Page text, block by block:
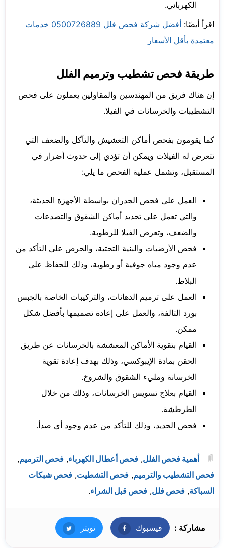
الكهربائي.
اقرأ أيضًا:
أفضل شركة فحص فلل 0500726889 خدمات
معتمدة بأقل الأسعار
طريقة فحص تشطيب وترميم الفلل
إن هناك فريق من المهندسين والمقاولين يعملون على فحص
التشطيبات والخرسانات في الفيلا.
كما يقومون بفحص أماكن التعشيش والتآكل والضعف التي
تتعرض له الفيلات ويمكن أن تؤدي إلى حدوث أضرار في
المستقبل، وتشمل عملية الفحص ما يلي:
العمل على فحص الجدران بواسطة الأجهزة الحديثة،
والتي تعمل على تحديد أماكن الشقوق والتصدعات
والضعف، وتعرض الفيلا للرطوبة.
فحص الأرضيات والبنية التحتية، والحرص على التأكد من
عدم وجود مياه جوفية أو رطوبة، وذلك للحفاظ على
البلاط.
العمل على ترميم الدهانات، والتركيبات الخاصة بالجبس
بورد التالفة، والعمل على إعادة تصميمها بأفضل شكل
ممكن.
القيام بتقوية الأماكن المعششة بالخرسانات عن طريق
الحقن بمادة الإيبوكسي، وذلك بهدف إعادة تقوية
الخرسانة ومليء الشقوق والشروخ.
القيام بعلاج تسويس الخرسانات، وذلك من خلال
الطرطشة.
فحص الحديد، وذلك للتأكد من عدم وجود أي صدأ.
أهمية فحص الفلل, فحص أعطال الكهرباء, فحص الترميم,
فحص التشطيب والترميم, فحص التشطيت, فحص شبكات
السباكة, فحص فلل, فحص قبل الشراء.
مشاركة : فيسبوك فيسبوكتويتر تويتر